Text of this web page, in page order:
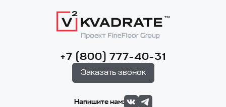
+7 (800) 777-40-31
Заказать звонок
Напишите нам: